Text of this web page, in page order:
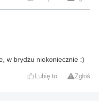
w brydżu niekoniecznie :)
Lubię to Zgłoś